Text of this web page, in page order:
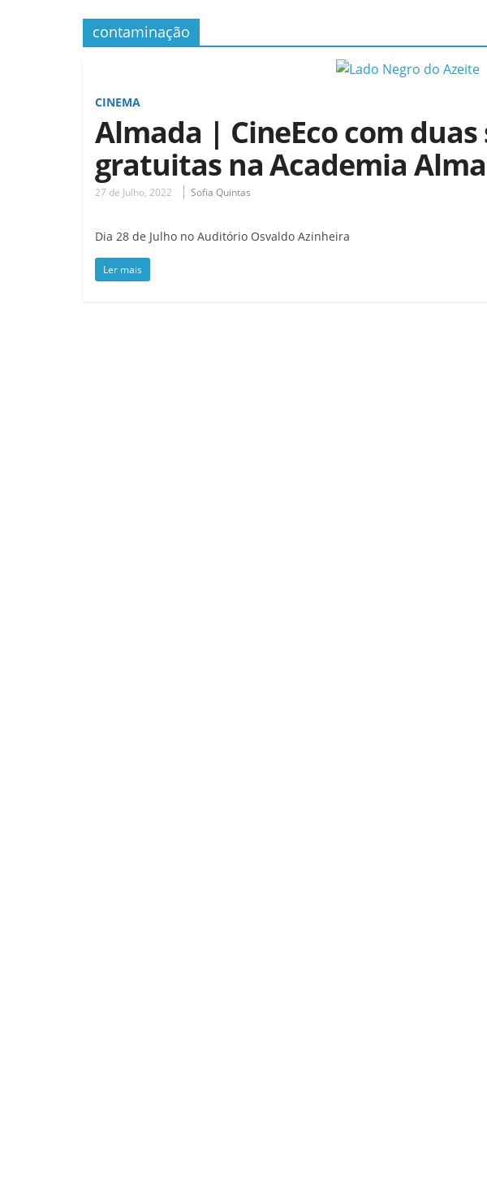
contaminação
CINEMA
Almada | CineEco com duas
gratuitas na Academia
27 de Julho, 2022 Sofia Quintas
Dia 28 de Julho no Auditório Osvaldo Azinheira
Ler mais